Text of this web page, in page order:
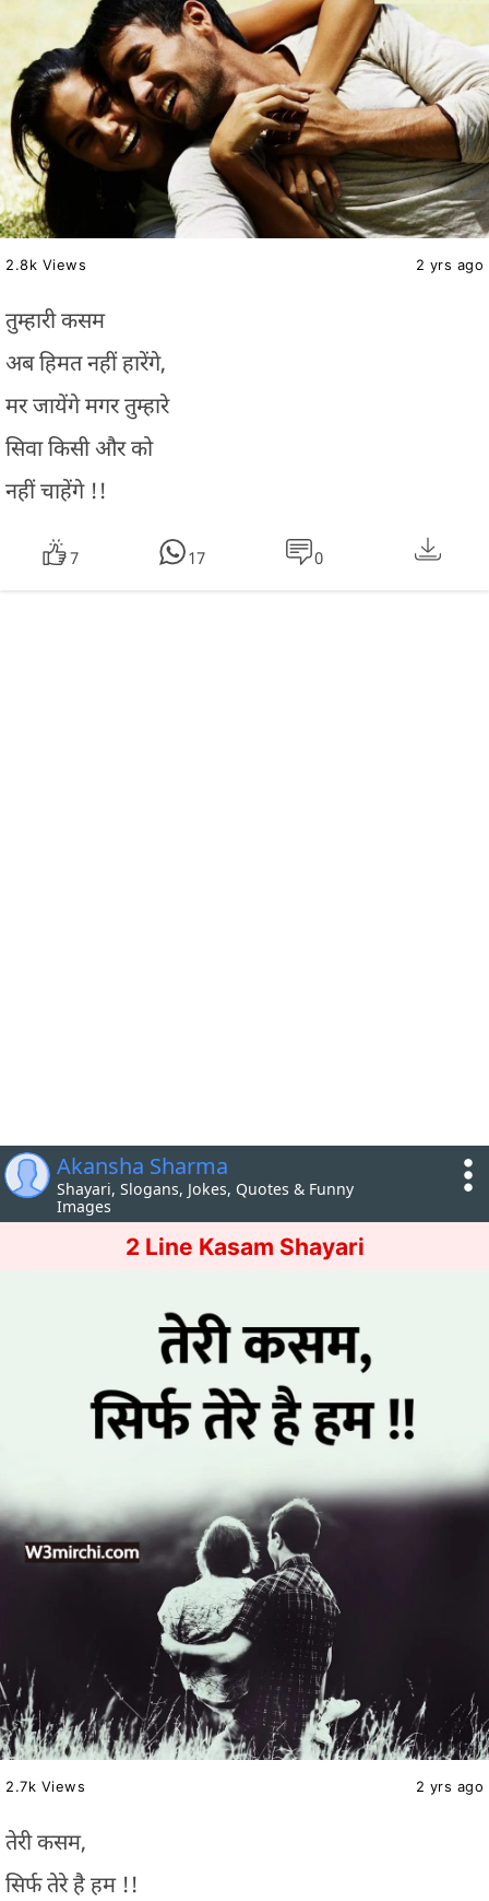
2.8k Views 2 yrs ago
तुम्हारी कसम
अब हिमत नहीं हारेंगे,
मर जायेंगे मगर तुम्हारे
सिवा किसी और को
नहीं चाहेंगे !!
7 17 0
Akansha Sharma
Shayari, Slogans, Jokes, Quotes & Funny
Images
2 Line Kasam Shayari
2.7k Views 2 yrs ago
तेरी कसम,
सिर्फ तेरे है हम !!